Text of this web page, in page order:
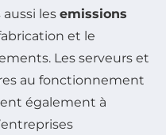
les emissions
et le
Les serveurs et
au fonctionnement
également à